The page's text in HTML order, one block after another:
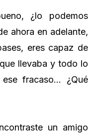
¿lo podemos
ahora en adelante,
eres capaz de
llevaba y todo lo
fracaso… ¿Qué
un amigo